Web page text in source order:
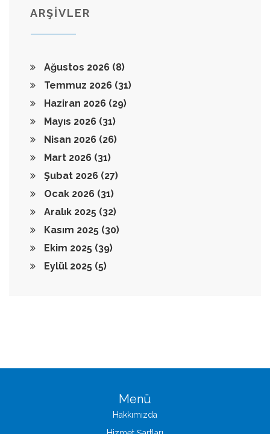
ARŞİVLER
Ağustos 2026 (8)
Temmuz 2026 (31)
Haziran 2026 (29)
Mayıs 2026 (31)
Nisan 2026 (26)
Mart 2026 (31)
Şubat 2026 (27)
Ocak 2026 (31)
Aralık 2025 (32)
Kasım 2025 (30)
Ekim 2025 (39)
Eylül 2025 (5)
Menü
Hakkımızda